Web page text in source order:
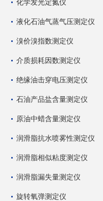
化学发光定氮仪
液化石油气蒸气压测定仪
溴价溴指数测定仪
介质损耗因数测定仪
绝缘油击穿电压测定仪
石油产品盐含量测定仪
原油中蜡含量测定仪
润滑脂抗水喷雾性测定仪
润滑脂相似粘度测定仪
润滑脂漏失量测定仪
旋转氧弹测定仪